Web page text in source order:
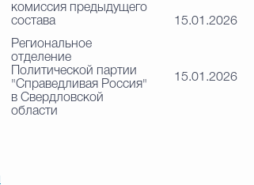
комиссия предыдущего
состава
15.01.2026
Региональное
отделение
Политической партии
"Справедливая Россия"
в Свердловской
области
15.01.2026